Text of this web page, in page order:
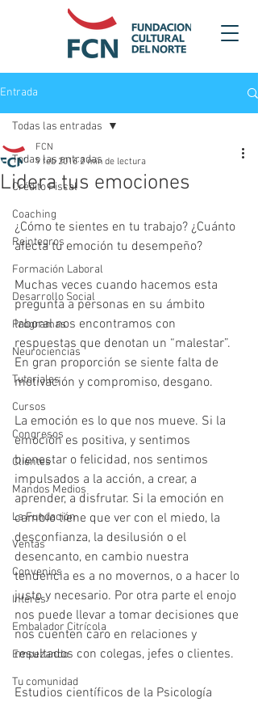
Entrada
Todas las entradas
Crédito Fiscal
Coaching
Reintegros
Formación Laboral
Desarrollo Social
Programas
Neurociencias
Tutoriales
Cursos
Congresos
Clientes
Mandos Medios
La Fundación
Ventas
Convenios
Interés
Embalador Citrícola
Empezando
Tu comunidad
Todas las entradas
Lidera tus emociones
FCN
9 feb 2016 2 min de lectura
¿Cómo te sientes en tu trabajo? ¿Cuánto
afecta tu emoción tu desempeño?
Muchas veces cuando hacemos esta
pregunta a personas en su ámbito
laboral nos encontramos con
respuestas que denotan un “malestar”.
En gran proporción se siente falta de
motivación y compromiso, desgano.
La emoción es lo que nos mueve. Si la
emoción es positiva, y sentimos
bienestar o felicidad, nos sentimos
impulsados a la acción, a crear, a
aprender, a disfrutar. Si la emoción en
cambio tiene que ver con el miedo, la
desconfianza, la desilusión o el
desencanto, en cambio nuestra
tendencia es a no movernos, o a hacer lo
justo y necesario. Por otra parte el enojo
nos puede llevar a tomar decisiones que
nos cuenten caro en relaciones y
resultados con colegas, jefes o clientes.
Estudios científicos de la Psicología